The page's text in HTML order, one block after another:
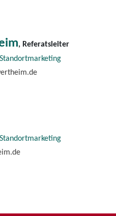
, Referatsleiter